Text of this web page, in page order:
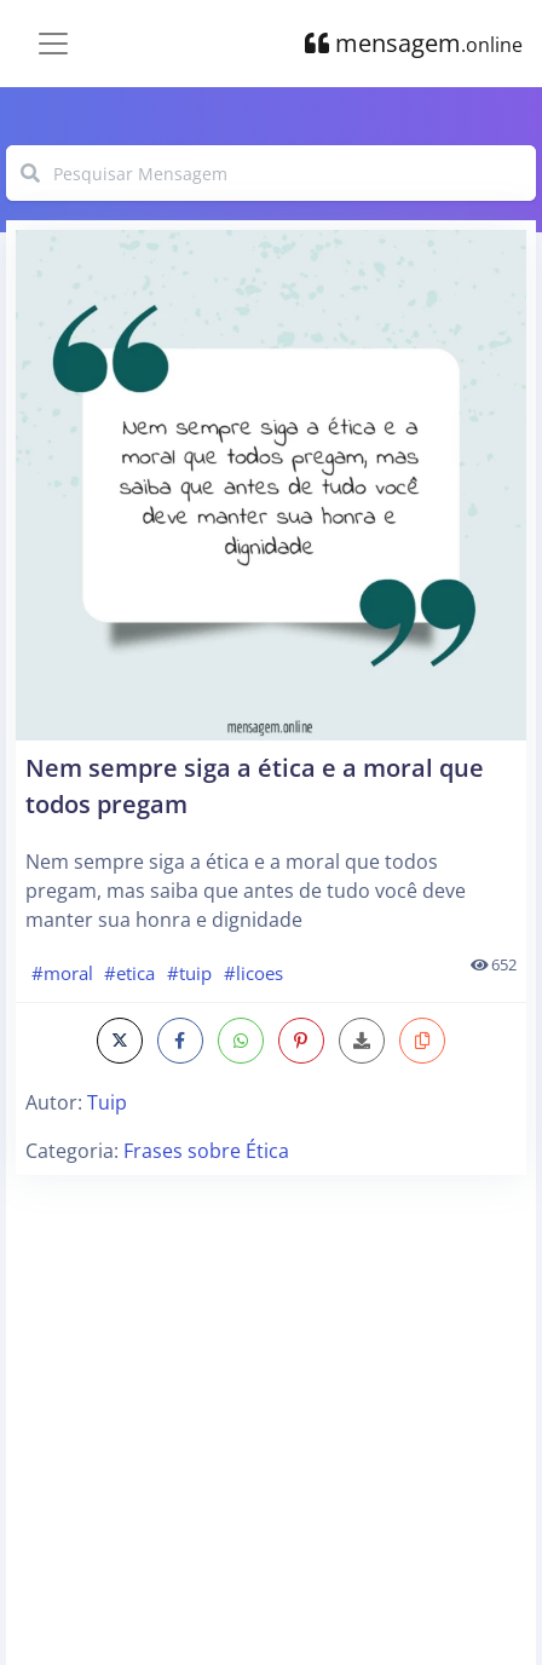
mensagem.online
Nem sempre siga a ética e a moral que
todos pregam
Nem sempre siga a ética e a moral que todos
pregam, mas saiba que antes de tudo você deve
manter sua honra e dignidade
#moral #etica #tuip #licoes 652
Autor: Tuip
Categoria: Frases sobre Ética